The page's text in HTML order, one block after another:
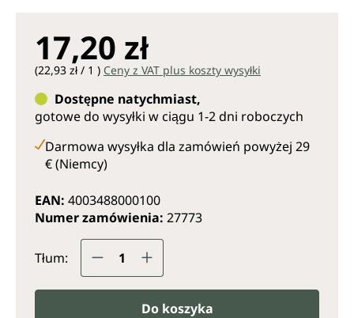
17,20 zł
(22,93 zł / 1 ) Ceny z VAT plus koszty wysyłki
Dostępne natychmiast,
gotowe do wysyłki w ciągu 1-2 dni roboczych
Darmowa wysyłka dla zamówień powyżej 29
€ (Niemcy)
EAN: 4003488000100
Numer zamówienia: 27773
Tłum: Ilość produktu: Wprowadź
Do koszyka